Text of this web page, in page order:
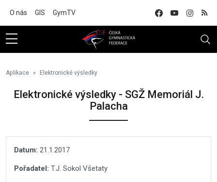
O nás GIS GymTV
Aplikace Elektronické výsledky
Elektronické výsledky - SGŽ Memoriál J.
Palacha
Datum: 21.1.2017
Pořadatel: T.J. Sokol Všetaty